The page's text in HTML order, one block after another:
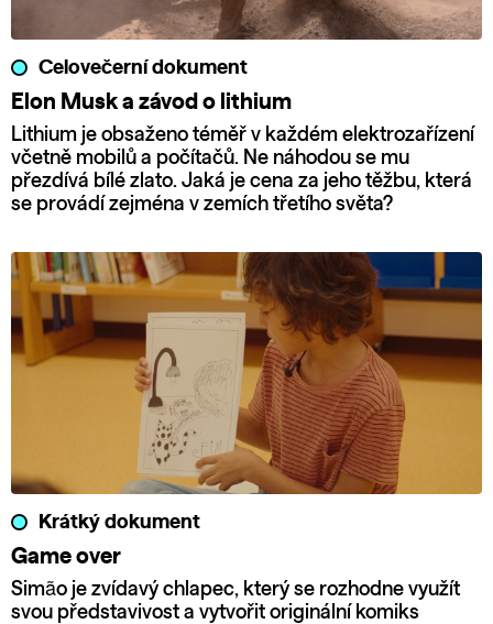
Celovečerní dokument
Elon Musk a závod o lithium
Lithium je obsaženo téměř v každém elektrozařízení
včetně mobilů a počítačů. Ne náhodou se mu
přezdívá bílé zlato. Jaká je cena za jeho těžbu, která
se provádí zejména v zemích třetího světa?
Krátký dokument
Game over
Simão je zvídavý chlapec, který se rozhodne využít
svou představivost a vytvořit originální komiks